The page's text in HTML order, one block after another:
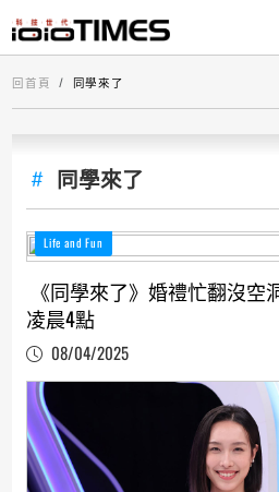
回首頁 同學來了
同學來了
Life and Fun
《同學來了》婚禮忙翻沒
凌晨4點
08/04/2025